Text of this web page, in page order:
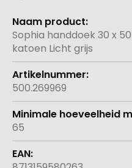
Meer
informatie
Sophia handdoek 30 x
katoen Licht grijs
500.269969
65